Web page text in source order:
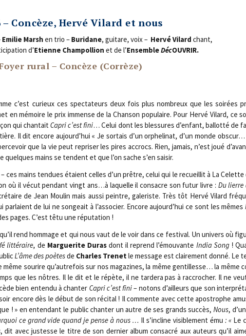
– Concèze, Hervé Vilard et nous
Emi­lie Marsh en trio – Buri­dane, gui­tare, voix – Her­vé Vilard chant,
d’Etienne Cham­pol­lion et de l’EnsembleDécOUVRIR.
rural – Concèze (Corrèze)
c’est curieux ces spec­ta­teurs deux fois plus nom­breux que les soi­rées
en mémoire le prix immense de la Chan­son popu­laire. Pour Her­vé Vilard, ce
qui chan­taitCapri c’est fini… Celui dont les bles­sures d’enfant, bal­lot­té de
Il dit encore aujourd’hui « Je sor­tais d’un orphe­li­nat, d’un monde obs­cur…
que la vie peut repri­ser les pires accrocs. Rien, jamais, n’est joué
mains se tendent et que l’on sache s’en saisir.
ces mains ten­dues étaient celles d’un prêtre, celui qui le recueillit à La Celette
où il vécut pen­dant vingt ans…à laquelle il consacre son futur livre : Du lierre
de Jean Mou­lin mais aus­si peintre, gale­riste. Très tôt Her­vé Vilard
de lui ne son­geait à l’associer. Encore aujourd’hui ce sont les mêmes
pages. C’est têtu une réputation !
rend hom­mage et qui nous vaut de le voir dans ce fes­ti­val. Un uni­vers où
lit­té­raire, de Mar­gue­rite Durasdont il reprend l’émouvante India Song !
L’âme des poètesde Charles Tre­netle mes­sage est clai­re­ment don­né. Le
sou­rire qu’autrefois sur nos maga­zines, la même gen­tillesse… la même
que les nôtres. Il le dit et le répète, il ne tar­de­ra pas à rac­cro­cher. Il ne
bien enten­du à chan­ter Capri c’est fini– notons d’ailleurs que son
encore dès le début de son réci­tal ! Il com­mente avec cette apos­trophe
! » en enten­dant le public chan­ter un autre de ses grands suc­cès, Nous,
ce grand vide quand je pense à nous … Il s’incline visi­ble­ment ému : « Le
, dit avec jus­tesse le titre de son der­nier album consa­cré aux auteurs qu’il